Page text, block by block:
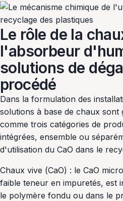
Le rôle de la
l'absorbeur
solutions de
procédé
Dans la formulation des
solutions à base de chaux sont
comme trois catégories de
intégrées, ensemble ou
d'utilisation du CaO dans le
Chaux vive (CaO) : le CaO
faible teneur en impuretés, est
le polymère fondu ou dans le